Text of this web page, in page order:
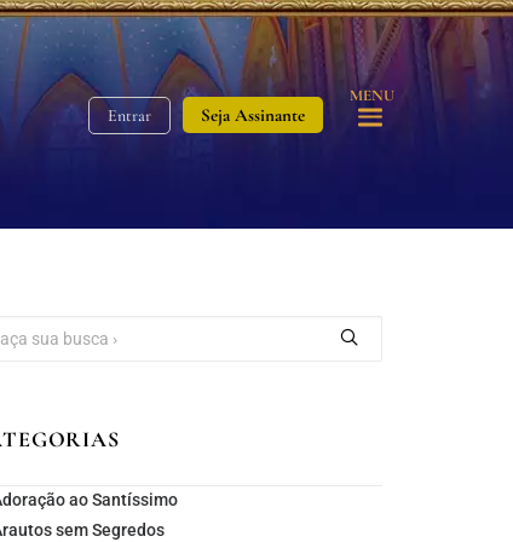
Entrar Seja Assinante
MENU
ao Santíssimo
sem Segredos